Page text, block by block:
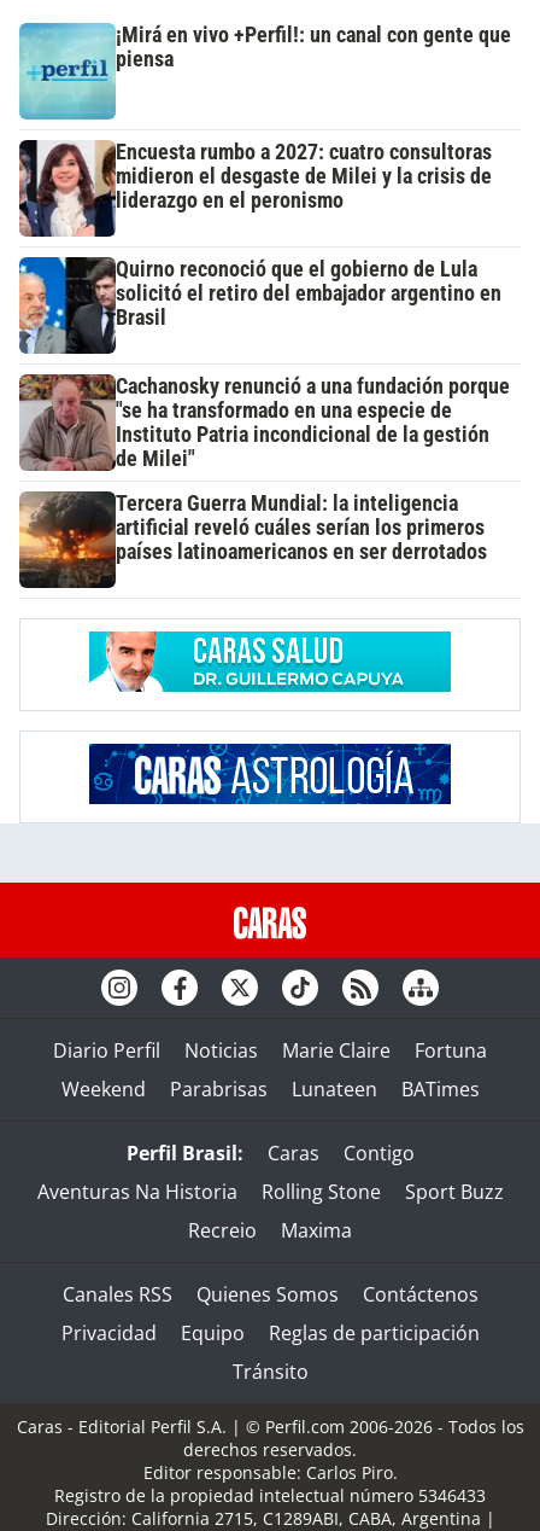
¡Mirá en vivo +Perfil!: un canal con gente que
piensa
Encuesta rumbo a 2027: cuatro consultoras
midieron el desgaste de Milei y la crisis de
liderazgo en el peronismo
Quirno reconoció que el gobierno de Lula
solicitó el retiro del embajador argentino en
Brasil
Cachanosky renunció a una fundación porque
"se ha transformado en una especie de
Instituto Patria incondicional de la gestión
de Milei"
Tercera Guerra Mundial: la inteligencia
artificial reveló cuáles serían los primeros
países latinoamericanos en ser derrotados
Diario Perfil Noticias Marie Claire
Fortuna
Weekend
Parabrisas Lunateen BATimes
Perfil Brasil: Caras
Contigo
Aventuras Na Historia
Rolling Stone
Sport Buzz
Recreio
Maxima
Canales RSS Quienes Somos
Contáctenos
Privacidad
Equipo
Reglas de participación
Tránsito
Caras - Editorial Perfil S.A. | © Perfil.com 2006-2026 - Todos los
derechos reservados.
Editor responsable: Carlos Piro.
Registro de la propiedad intelectual número 5346433
Dirección: California 2715, C1289ABI, CABA, Argentina |